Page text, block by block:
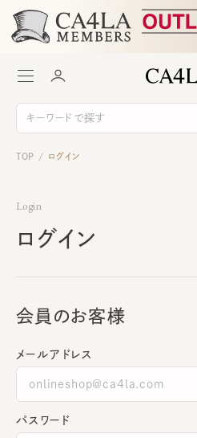
TOP / ログイン
Login
ログイン
会員のお客様
メールアドレス
パスワード